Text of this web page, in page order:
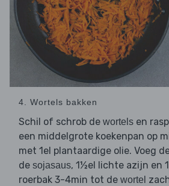
4. Wortels bakken
Schil of schrob de wortels en
een middelgrote koekenpan op
met 1el plantaardige olie. Voeg
de sojasaus, 1½el lichte azijn en
roerbak 3-4min tot de wortel